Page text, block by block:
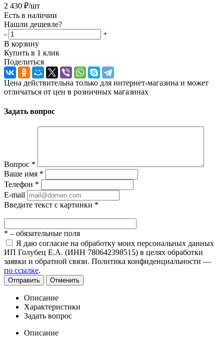
2 430 ₽/шт
Есть в наличии
Нашли дешевле?
-
+
В корзину
Купить в 1 клик
Поделиться
Цена действительна только для интернет-магазина и может
отличаться от цен в розничных магазинах
Задать вопрос
Вопрос *
Ваше имя *
Телефон *
E-mail
Введите текст с картинки *
* – обязательные поля
Я даю согласие на обработку моих персональных данных
ИП Голубец Е.А. (ИНН 780642398515) в целях обработки
заявки и обратной связи. Политика конфиденциальности —
по ссылке.
Отправить Отменить
Описание
Характеристики
Задать вопрос
Описание